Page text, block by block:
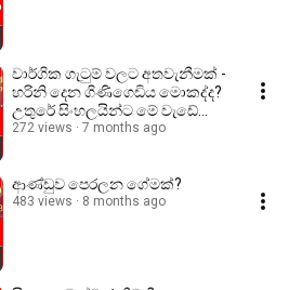
වාර්ගික ගැටුම් වලට අතවැනීමක් -
හරිනි දෙන ගිණිගෙඩිය මොකද්ද?
උතුරේ සිංහලයින්ට මේ වැඩේ
කරපල්ලා
272 views 7 months ago
ආණ්ඩුව පෙරලන ගේමක්?
483 views 8 months ago